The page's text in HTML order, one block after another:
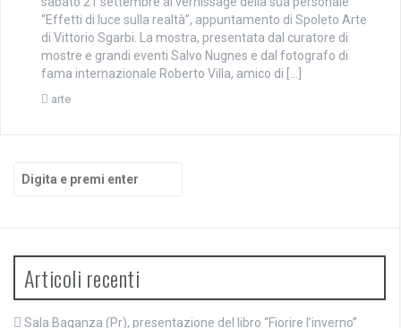
“Effetti di luce sulla realtà”, appuntamento di Spoleto Arte
di Vittorio Sgarbi. La mostra, presentata dal curatore di
mostre e grandi eventi Salvo Nugnes e dal fotografo di
fama internazionale Roberto Villa, amico di […]
arte
Articoli recenti
Sala Baganza (Pr), presentazione del libro “Fiorire l’inverno”